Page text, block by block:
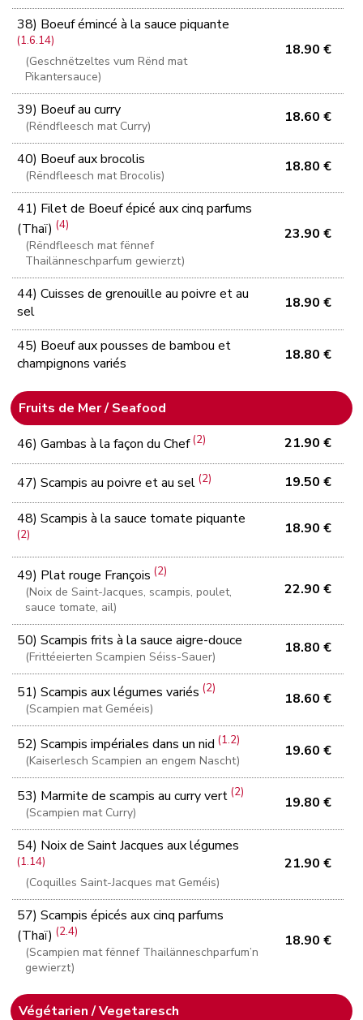
38) Boeuf émincé à la sauce piquante
(1.6.14)
(Geschnëtzeltes vum Rënd mat
Pikantersauce)
18.90 €
39) Boeuf au curry
(Rëndfleesch mat Curry)
18.60 €
40) Boeuf aux brocolis
(Rëndfleesch mat Brocolis)
18.80 €
41) Filet de Boeuf épicé aux cinq parfums
(Thaï)(4)
(Rëndfleesch mat fënnef
Thailänneschparfum gewierzt)
23.90 €
44) Cuisses de grenouille au poivre et au
sel
18.90 €
45) Boeuf aux pousses de bambou et
champignons variés
18.80 €
Fruits de Mer / Seafood
46) Gambas à la façon du Chef(2) 21.90 €
47) Scampis au poivre et au sel(2) 19.50 €
48) Scampis à la sauce tomate piquante
(2) 18.90 €
49) Plat rouge François(2)
(Noix de Saint-Jacques, scampis, poulet,
sauce tomate, ail)
22.90 €
50) Scampis frits à la sauce aigre-douce
(Frittéeierten Scampien Séiss-Sauer)
18.80 €
51) Scampis aux légumes variés(2)
(Scampien mat Geméeis)
18.60 €
52) Scampis impériales dans un nid(1.2)
(Kaiserlesch Scampien an engem Nascht)
19.60 €
53) Marmite de scampis au curry vert(2)
(Scampien mat Curry)
19.80 €
54) Noix de Saint Jacques aux légumes
(1.14)
(Coquilles Saint-Jacques mat Geméis)
21.90 €
57) Scampis épicés aux cinq parfums
(Thaï)(2.4)
(Scampien mat fënnef Thailänneschparfum’n
gewierzt)
18.90 €
Végétarien / Vegetaresch